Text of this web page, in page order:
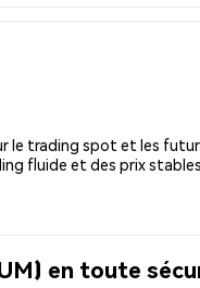
le trading spot et les
fluide et des prix
en toute